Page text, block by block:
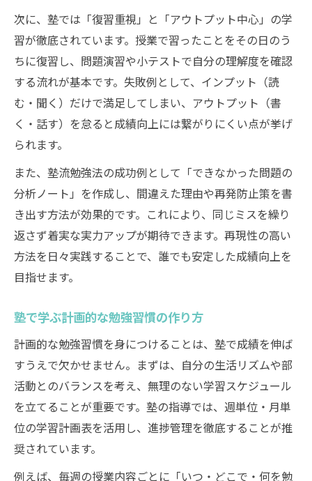
塾の勉強法で成績アップを叶える実践術
塾の指導を活かした効率的な復習法
成績アップにつながる塾流学習サイクル
塾の勉強法で間違い直しを徹底する方法
塾活用で学年トップを目指す勉強法
次に、塾では「復習重視」と「アウトプット中心」の学
習が徹底されています。授業で習ったことをその日のう
ちに復習し、問題演習や小テストで自分の理解度を確認
する流れが基本です。失敗例として、インプット（読
む・聞く）だけで満足してしまい、アウトプット（書
く・話す）を怠ると成績向上には繋がりにくい点が挙げ
られます。
また、塾流勉強法の成功例として「できなかった問題の
分析ノート」を作成し、間違えた理由や再発防止策を書
き出す方法が効果的です。これにより、同じミスを繰り
返さず着実な実力アップが期待できます。再現性の高い
方法を日々実践することで、誰でも安定した成績向上を
目指せます。
塾で学ぶ計画的な勉強習慣の作り方
計画的な勉強習慣を身につけることは、塾で成績を伸ば
すうえで欠かせません。まずは、自分の生活リズムや部
活動とのバランスを考え、無理のない学習スケジュール
を立てることが重要です。塾の指導では、週単位・月単
位の学習計画表を活用し、進捗管理を徹底することが推
奨されています。
例えば、毎週の授業内容ごとに「いつ・どこで・何を勉